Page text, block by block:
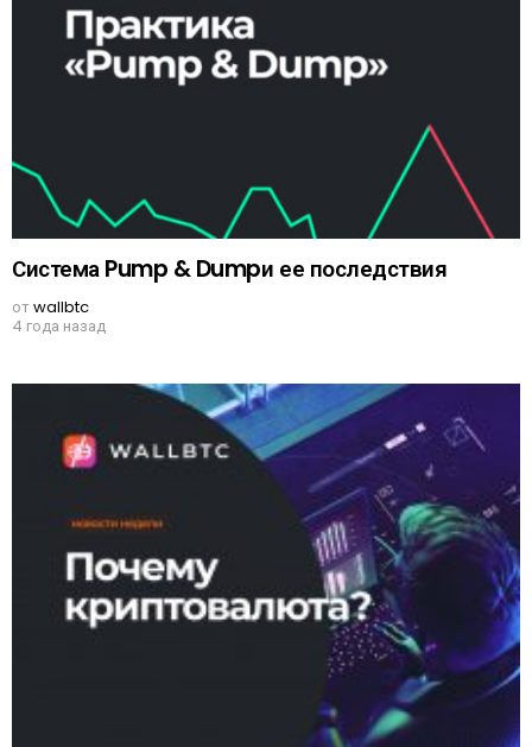
Система Pump & Dumpи ее последствия
отwallbtc
4 года назад